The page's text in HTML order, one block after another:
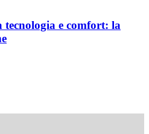
e comfort: la